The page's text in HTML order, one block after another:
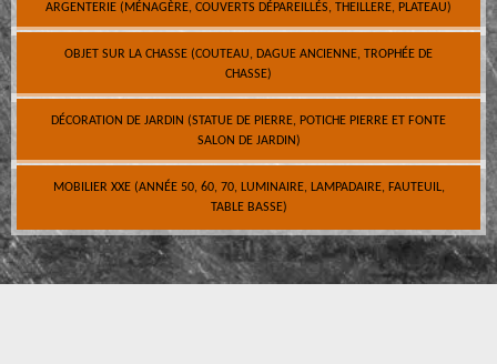
ARGENTERIE (MÉNAGÈRE, COUVERTS DÉPAREILLÉS, THEILLERE, PLATEAU)
OBJET SUR LA CHASSE (COUTEAU, DAGUE ANCIENNE, TROPHÉE DE
CHASSE)
DÉCORATION DE JARDIN (STATUE DE PIERRE, POTICHE PIERRE ET FONTE
SALON DE JARDIN)
MOBILIER XXE (ANNÉE 50, 60, 70, LUMINAIRE, LAMPADAIRE, FAUTEUIL,
TABLE BASSE)